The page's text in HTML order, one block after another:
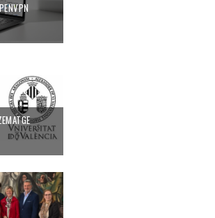
dona 5.000 euros a Càritas per a ajudar les